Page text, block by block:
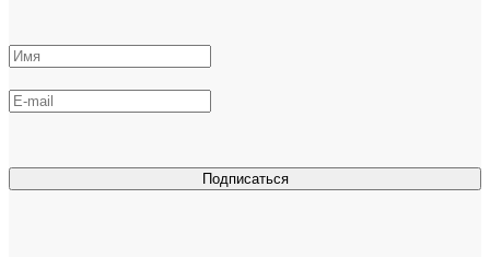
Подписаться